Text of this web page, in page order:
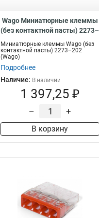
Wago Миниатюрные клеммы
(без контактной пасты) 2273–
202, 60935
Миниатюрные клеммы Wago (без
контактной пасты) 2273–202
(Wago)
Подробнее
Наличие: В наличии
1 397,25 ₽
– +
В корзину